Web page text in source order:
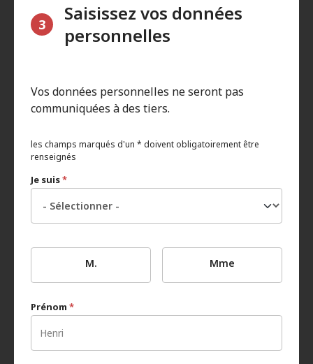
3
Saisissez vos données
personnelles
Vos données personnelles ne seront pas
communiquées à des tiers.
les champs marqués d'un * doivent obligatoirement être
renseignés
Je suis*
M. Mme
Prénom *